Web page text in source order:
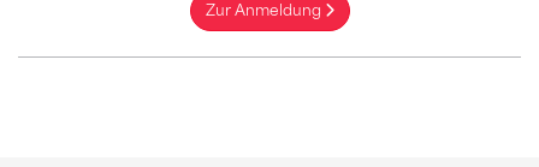
Zur Anmeldung